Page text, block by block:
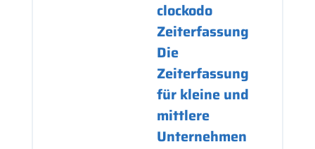
clockodo
Zeiterfassung
Die
Zeiterfassung
für kleine und
mittlere
Unternehmen